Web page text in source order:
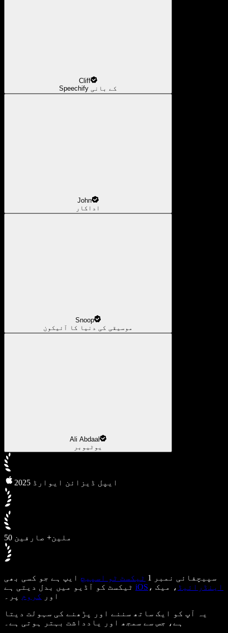
Cliff
Speechify کے بانی
John
اداکار
Snoop
موسیقی کی دنیا کا آئیکون
Ali Abdaal
یوٹیوبر
2025 ایپل ڈیزائن ایوارڈ
50 ملین+ صارفین
سپیچفائی نمبر 1 ٹیکسٹ ٹو اسپیچ ایپ ہے جو کسی بھی
iOS ، اینڈرائیڈ ، میک
اور
کروم پر۔
یہ آپ کو ایک ساتھ سننے اور پڑھنے کی سہولت دیتا
ہے، جس سے سمجھ اور یادداشت بہتر ہوتی ہے۔